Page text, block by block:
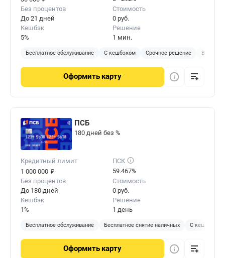
Без процентов
До 21 дней
Стоимость
0 руб.
Кешбэк
5%
Решение
1 мин.
Бесплатное обслуживание С кешбэком Срочное решение
Оформить карту
ПСБ
180 дней без %
Кредитный лимит
1 000 000 ₽
ПСК
59.467%
Без процентов
До 180 дней
Стоимость
0 руб.
Кешбэк
1%
Решение
1 день
Бесплатное обслуживание Бесплатное снятие наличных С кешбэком
Оформить карту